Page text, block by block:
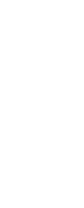
de
seu correo
de carácter
aos seus
exercer o